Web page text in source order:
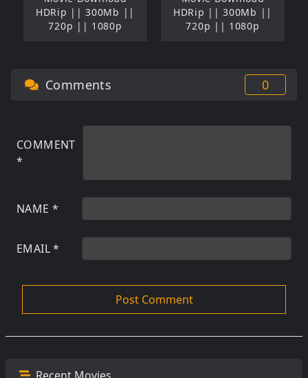
HDRip || 300Mb ||
720p || 1080p
HDRip || 300Mb ||
720p || 1080p
Comments 0
COMMENT
*
NAME *
EMAIL*